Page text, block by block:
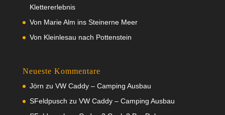
Klettererlebnis
Von Marie Alm ins Steinerne Meer
Von Kleinlesau nach Pottenstein
Neueste Kommentare
Jörn zu VW Caddy – Camping Ausbau
SFeldpusch zu VW Caddy – Camping Ausbau